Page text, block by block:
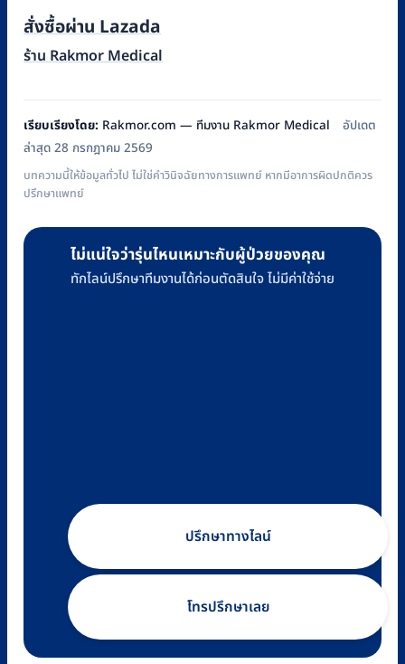
สั่งซื้อผ่าน Lazada
ร้าน Rakmor Medical
เรียบเรียงโดย: Rakmor.com — ทีมงาน Rakmor Medical
อัปเดต
ล่าสุด 28 กรกฎาคม 2569
บทความนี้ให้ข้อมูลทั่วไป ไม่ใช่คำวินิจฉัยทางการแพทย์ หากมีอาการผิดปกติควร
ปรึกษาแพทย์
ไม่แน่ใจว่ารุ่นไหนเหมาะกับผู้ป่วยของคุณ
ทักไลน์ปรึกษาทีมงานได้ก่อนตัดสินใจ ไม่มีค่าใช้จ่าย
ปรึกษาทางไลน์
โทรปรึกษาเลย